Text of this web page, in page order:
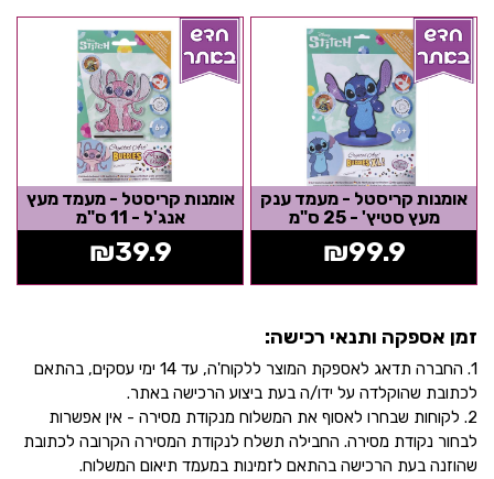
אומנות קריסטל - מעמד ענק
מעץ סטיץ' - 25 ס"מ
₪99.9
אומנות קריסטל - מעמד מעץ
אנג'ל - 11 ס"מ
₪39.9
זמן אספקה ותנאי רכישה:
1. החברה תדאג לאספקת המוצר ללקוח'ה, עד 14 ימי עסקים, בהתאם
לכתובת שהוקלדה על ידו/ה בעת ביצוע הרכישה באתר.
2. לקוחות שבחרו לאסוף את המשלוח מנקודת מסירה - אין אפשרות
לבחור נקודת מסירה. החבילה תשלח לנקודת המסירה הקרובה לכתובת
שהוזנה בעת הרכישה בהתאם לזמינות במעמד תיאום המשלוח.